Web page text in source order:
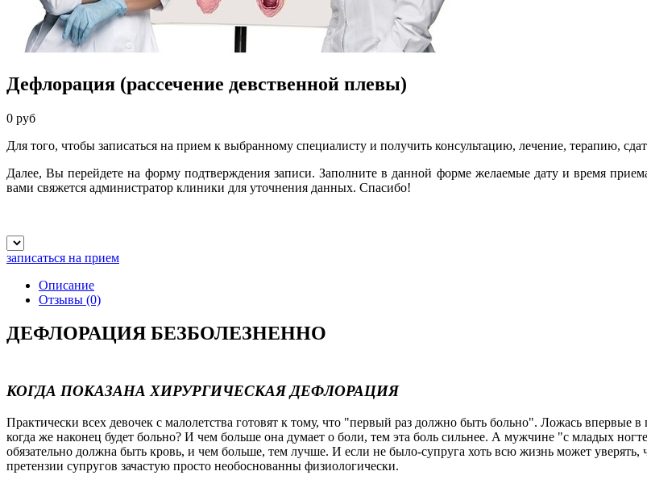
Дефлорация (рассечение девственной плевы)
0 руб
Для того, чтобы записаться на прием к выбранному специалисту и получить консультацию, лечение, терапию,
Далее, Вы перейдете на форму подтверждения записи. Заполните в данной форме желаемые дату и время
вами свяжется администратор клиники для уточнения данных. Спасибо!
записаться на прием
Описание
Отзывы (0)
ДЕФЛОРАЦИЯ БЕЗБОЛЕЗНЕННО
КОГДА ПОКАЗАНА ХИРУРГИЧЕСКАЯ ДЕФЛОРАЦИЯ
Практически всех девочек с малолетства готовят к тому, что "первый раз должно быть больно". Ложась впервые
когда же наконец будет больно? И чем больше она думает о боли, тем эта боль сильнее. А мужчине "с младых
обязательно должна быть кровь, и чем больше, тем лучше. И если не было-супруга хоть всю жизнь может
претензии супругов зачастую просто необоснованны физиологически.